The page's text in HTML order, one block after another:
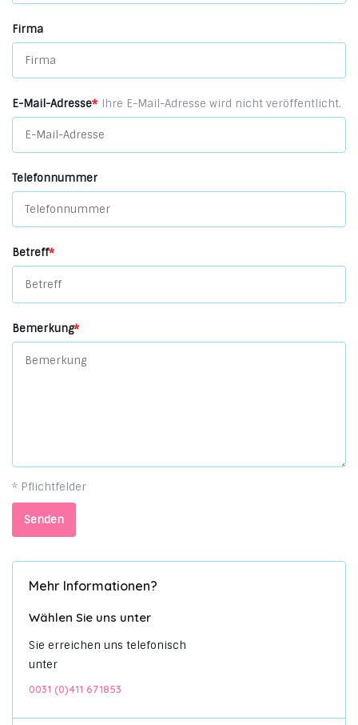
Firma
E-Mail-Adresse* Ihre E-Mail-Adresse wird nicht veröffentlicht.
Telefonnummer
Betreff*
Bemerkung*
* Pflichtfelder
Senden
Mehr Informationen?
Wählen Sie uns unter
Sie erreichen uns telefonisch
unter
0031 (0)411 671853